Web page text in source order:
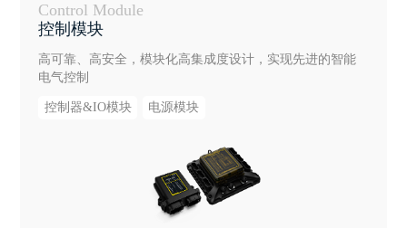
Control Module
控制模块
高可靠、高安全，模块化高集成度设计，实现先进的智能
电气控制
控制器&IO模块 电源模块